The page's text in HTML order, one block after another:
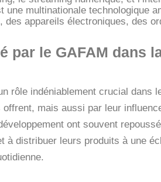
une multinationale technologique
des appareils électroniques, des
par le GAFAM dans
rôle indéniablement crucial dans
offrent, mais aussi par leur
ont souvent
à distribuer leurs produits à une